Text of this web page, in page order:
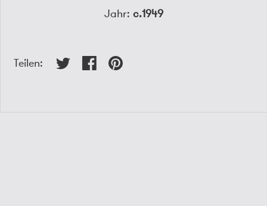
Jahr: c.1949
Teilen: